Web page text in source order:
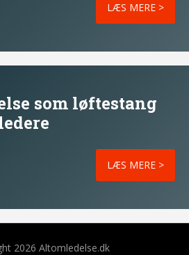
LÆS MERE >
som løftestang
LÆS MERE >
2026 Altomledelse.dk